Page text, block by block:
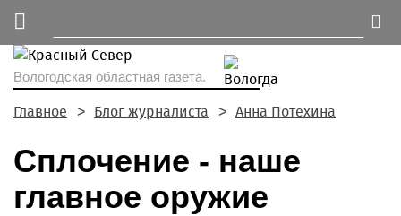
Вологодская областная газета.
Главное Блог журналиста Анна Потехина
Сплочение - наше
главное оружие